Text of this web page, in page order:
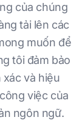
của chúng
tải lên các
muốn để
tôi đảm bảo
xác và hiệu
việc của
ngôn ngữ.